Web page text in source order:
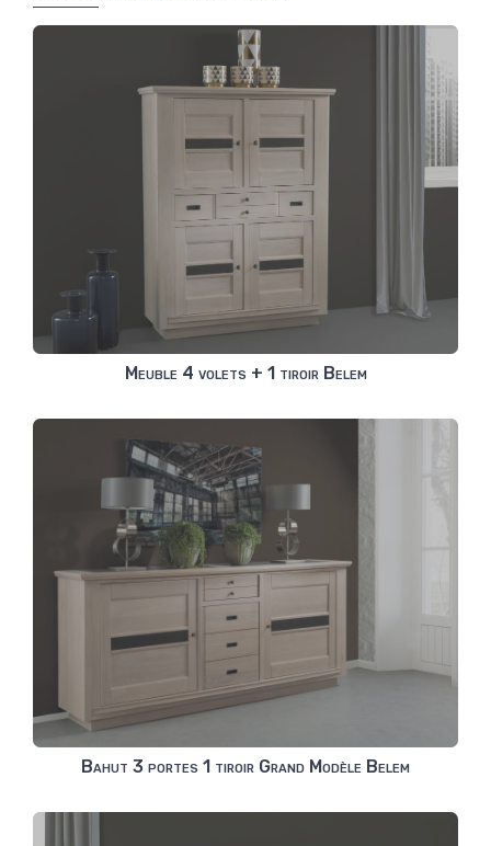
Meuble 4 volets + 1 tiroir Belem
Bahut 3 portes 1 tiroir Grand Modèle Belem